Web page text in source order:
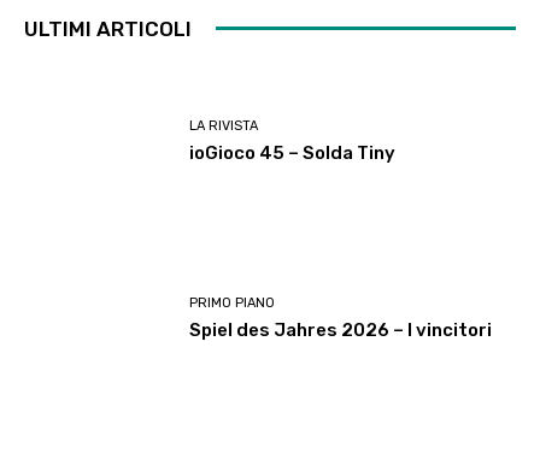
ULTIMI ARTICOLI
LA RIVISTA
ioGioco 45 – Solda Tiny
PRIMO PIANO
Spiel des Jahres 2026 – I vincitori